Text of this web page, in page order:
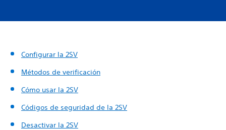
Configurar la 2SV
Métodos de verificación
Cómo usar la 2SV
Códigos de seguridad de la 2SV
Desactivar la 2SV